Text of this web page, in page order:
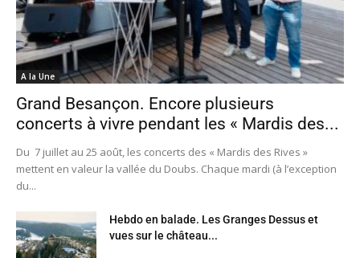
A la Une
Grand Besançon. Encore plusieurs
concerts à vivre pendant les « Mardis des...
Du 7 juillet au 25 août, les concerts des « Mardis des Rives »
mettent en valeur la vallée du Doubs. Chaque mardi (à l’exception
du...
Hebdo en balade. Les Granges Dessus et
vues sur le château...